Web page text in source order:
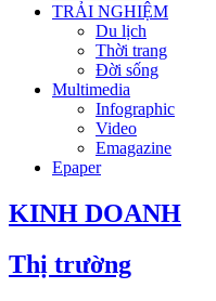
TRẢI NGHIỆM
Du lịch
Thời trang
Đời sống
Multimedia
Infographic
Video
Emagazine
Epaper
KINH DOANH
Thị trường